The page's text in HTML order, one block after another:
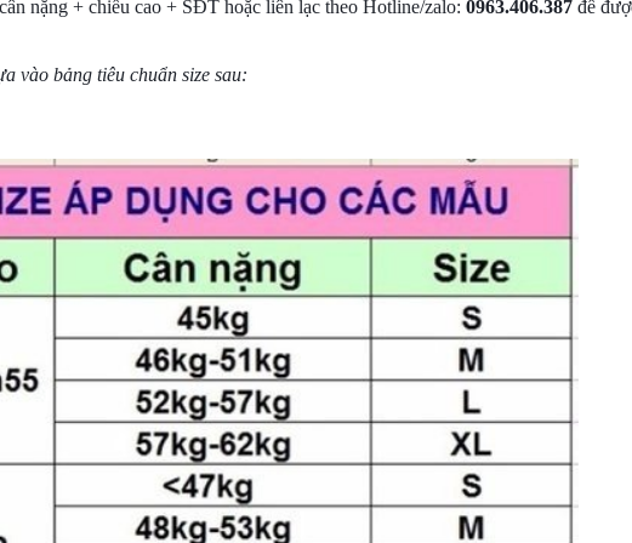
nặng + chiều cao + SĐT hoặc liên lạc theo Hotline/zalo: 0963.406.387 để
vào bảng tiêu chuẩn size sau: